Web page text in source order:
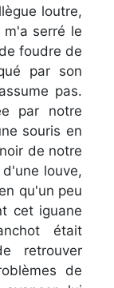
loutre,
serré le
foudre de
par son
pas.
par notre
souris en
de notre
louve,
qu'un peu
cet iguane
était
retrouver
de